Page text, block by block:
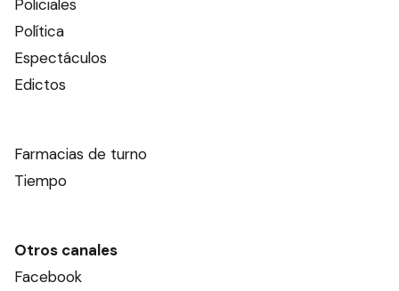
Policiales
Política
Espectáculos
Edictos
Farmacias de turno
Tiempo
Otros canales
Facebook